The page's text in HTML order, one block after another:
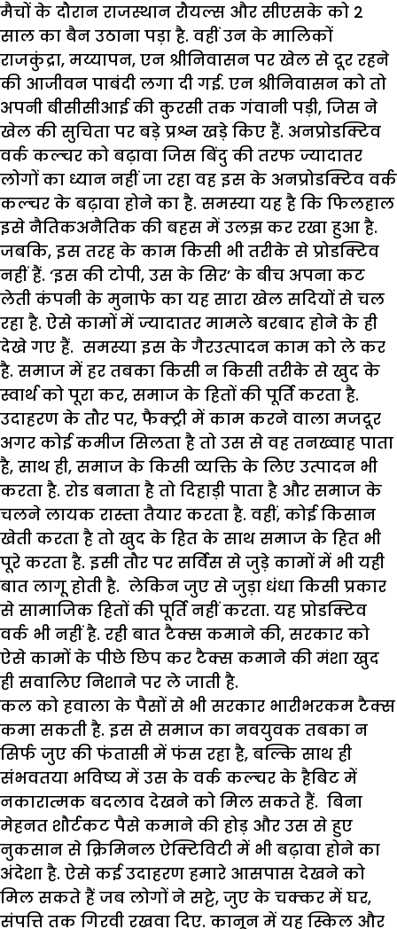
मैचों के दौरान राजस्थान रौयल्स और सीएसके को 2
साल का बैन उठाना पड़ा है. वहीं उन के मालिकों
राजकुंद्रा, मय्यापन, एन श्रीनिवासन पर खेल से दूर रहने
की आजीवन पाबंदी लगा दी गई. एन श्रीनिवासन को तो
अपनी बीसीसीआई की कुरसी तक गंवानी पड़ी, जिस ने
खेल की सुचिता पर बड़े प्रश्न खड़े किए हैं. अनप्रोडक्टिव
वर्क कल्चर को बढ़ावा जिस बिंदु की तरफ ज्यादातर
लोगों का ध्यान नहीं जा रहा वह इस के अनप्रोडक्टिव वर्क
कल्चर के बढ़ावा होने का है. समस्या यह है कि फिलहाल
इसे नैतिकअनैतिक की बहस में उलझ कर रखा हुआ है.
जबकि, इस तरह के काम किसी भी तरीके से प्रोडक्टिव
नहीं हैं. ‘इस की टोपी, उस के सिर’ के बीच अपना कट
लेती कंपनी के मुनाफे का यह सारा खेल सदियों से चल
रहा है. ऐसे कामों में ज्यादातर मामले बरबाद होने के ही
देखे गए हैं. समस्या इस के गैरउत्पादन काम को ले कर
है. समाज में हर तबका किसी न किसी तरीके से खुद के
स्वार्थ को पूरा कर, समाज के हितों की पूर्ति करता है.
उदाहरण के तौर पर, फैक्ट्री में काम करने वाला मजदूर
अगर कोई कमीज सिलता है तो उस से वह तनख्वाह पाता
है, साथ ही, समाज के किसी व्यक्ति के लिए उत्पादन भी
करता है. रोड बनाता है तो दिहाड़ी पाता है और समाज के
चलने लायक रास्ता तैयार करता है. वहीं, कोई किसान
खेती करता है तो खुद के हित के साथ समाज के हित भी
पूरे करता है. इसी तौर पर सर्विस से जुड़े कामों में भी यही
बात लागू होती है. लेकिन जुए से जुड़ा धंधा किसी प्रकार
से सामाजिक हितों की पूर्ति नहीं करता. यह प्रोडक्टिव
वर्क भी नहीं है. रही बात टैक्स कमाने की, सरकार को
ऐसे कामों के पीछे छिप कर टैक्स कमाने की मंशा खुद
ही सवालिए निशाने पर ले जाती है.
कल को हवाला के पैसों से भी सरकार भारीभरकम टैक्स
कमा सकती है. इस से समाज का नवयुवक तबका न
सिर्फ जुए की फंतासी में फंस रहा है, बल्कि साथ ही
संभवतया भविष्य में उस के वर्क कल्चर के हैबिट में
नकारात्मक बदलाव देखने को मिल सकते हैं. बिना
मेहनत शौर्टकट पैसे कमाने की होड़ और उस से हुए
नुकसान से क्रिमिनल ऐक्टिविटी में भी बढ़ावा होने का
अंदेशा है. ऐसे कई उदाहरण हमारे आसपास देखने को
मिल सकते हैं जब लोगों ने सट्टे, जुए के चक्कर में घर,
संपत्ति तक गिरवी रखवा दिए. कानून में यह स्किल और